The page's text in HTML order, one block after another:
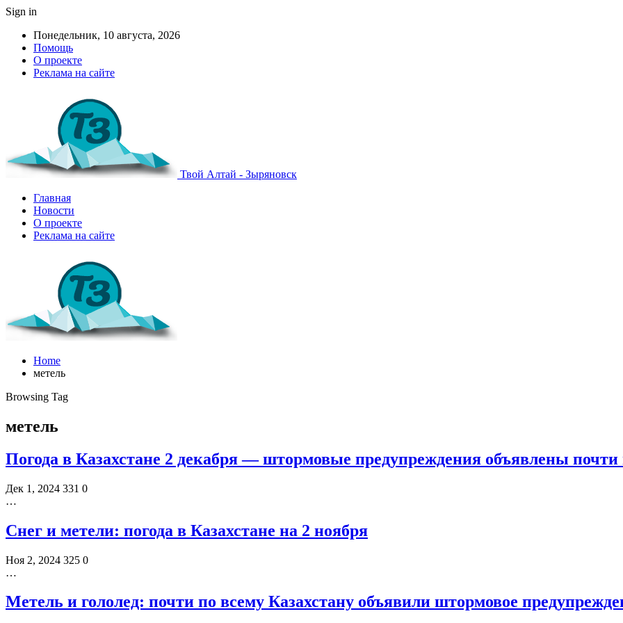
Sign in
Понедельник, 10 августа, 2026
Помощь
О проекте
Реклама на сайте
Твой Алтай - Зыряновск
Главная
Новости
О проекте
Реклама на сайте
Home
метель
Browsing Tag
метель
Погода в Казахстане 2 декабря — штормовые предупреждения объявлены
Дек 1, 2024 331 0
…
Снег и метели: погода в Казахстане на 2 ноября
Ноя 2, 2024 325 0
…
Метель и гололед: почти по всему Казахстану объявили штормовое